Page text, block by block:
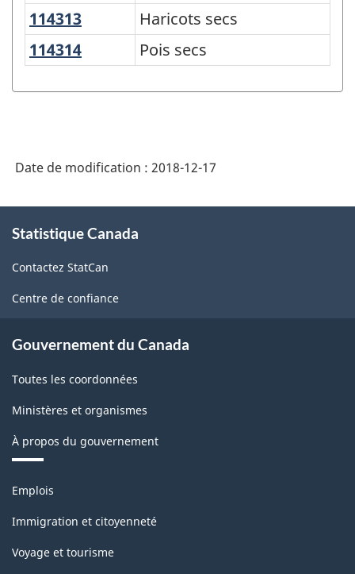
SCPAN
Canada
2017
version
Indice
prix
produits
agricoles
-
Structure
de
classification
114313 Haricots secsHaricots secs
114314 Pois secsPois secs
Date de modification : 2018-12-17
propos
ce
site
Statistique Canada
Contactez StatCan
Centre de confiance
Gouvernement du Canada
Toutes les coordonnées
Ministères et organismes
À propos du gouvernement
Thèmes
sujets
Emplois
Immigration et citoyenneté
Voyage et tourisme